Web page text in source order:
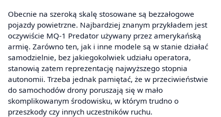
Obecnie na szeroką skalę stosowane są bezzałogowe
pojazdy powietrzne. Najbardziej znanym przykładem jest
oczywiście MQ-1 Predator używany przez amerykańską
armię. Zarówno ten, jak i inne modele są w stanie działać
samodzielnie, bez jakiegokolwiek udziału operatora,
stanowią zatem reprezentację najwyższego stopnia
autonomii. Trzeba jednak pamiętać, że w przeciwieństwie
do samochodów drony poruszają się w mało
skomplikowanym środowisku, w którym trudno o
przeszkody czy innych uczestników ruchu.